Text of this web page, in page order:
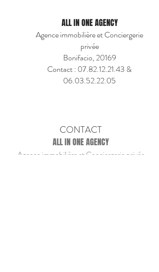
ALL IN ONE AGENCY
Agence immobilière et Conciergerie
privée
Bonifacio, 20169
Contact : 07.82.12.21.43 &
06.03.52.22.05
CONTACT
ALL IN ONE AGENCY
Agence immobilière et Conciergerie privée